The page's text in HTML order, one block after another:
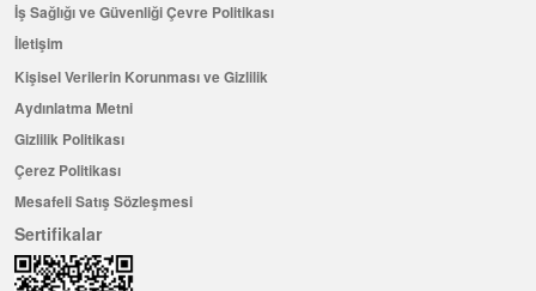
İş Sağlığı ve Güvenliği Çevre Politikası
İletişim
Kişisel Verilerin Korunması ve Gizlilik
Aydınlatma Metni
Gizlilik Politikası
Çerez Politikası
Mesafeli Satış Sözleşmesi
Sertifikalar